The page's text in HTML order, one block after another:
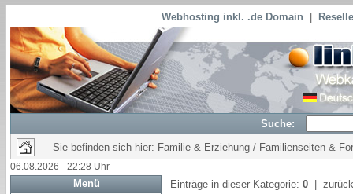
Webhosting inkl. .de Domain
Suche:
Sie befinden sich hier: Familie & Erziehung / Familienseiten &
06.08.2026 - 22:28 Uhr
Menü Einträge in dieser Kategorie: 0 |